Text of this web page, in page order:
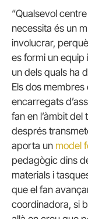
“Qualsevol
necessita és un
involucrar,
es formi un
un dels quals ha
Els dos membres
encarregats
fan en l’àmbit
després
aporta un model
pedagògic dins
materials i
que el fan
coordinadora, si